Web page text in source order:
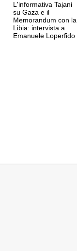
L'informativa Tajani
su Gaza e il
Memorandum con la
Libia: intervista a
Emanuele Loperfido